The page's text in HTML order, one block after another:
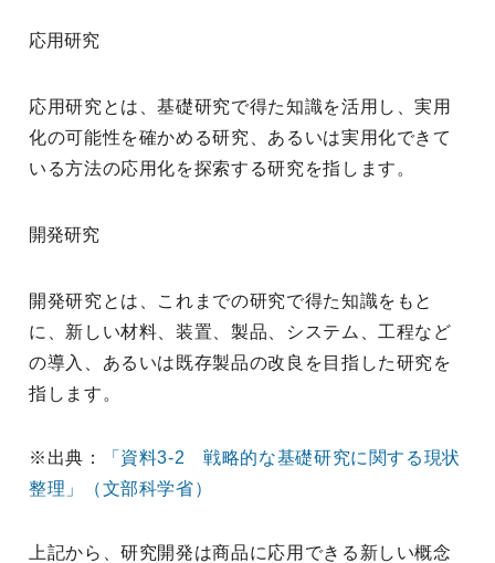
応用研究
応用研究とは、基礎研究で得た知識を活用し、実用
化の可能性を確かめる研究、あるいは実用化できて
いる方法の応用化を探索する研究を指します。
開発研究
開発研究とは、これまでの研究で得た知識をもと
に、新しい材料、装置、製品、システム、工程など
の導入、あるいは既存製品の改良を目指した研究を
指します。
※出典：
「資料3-2 戦略的な基礎研究に関する現状
整理」（文部科学省）
上記から、研究開発は商品に応用できる新しい概念